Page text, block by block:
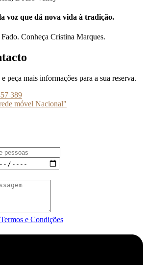
voz que dá nova vida à tradição.
Conheça Cristina Marques.
peça mais informações para a sua reserva.
389
móvel Nacional"
Termos e Condições